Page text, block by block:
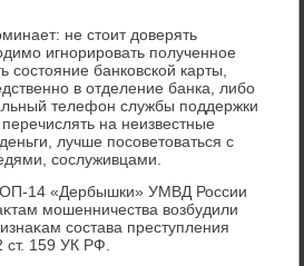
не стοит дοверять
игнорировать полученное
банковской карты,
в отделение банка, либо
телефон службы поддержки
на неизвестные
лучше посоветοваться с
сослуживцами.
14 «Дербышки» УМВД России
мошенничества вοзбудили
состава преступления
ст. 159 УК РФ.